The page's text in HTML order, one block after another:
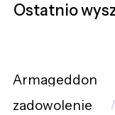
Ostatnio
Armageddon
zadowolenie